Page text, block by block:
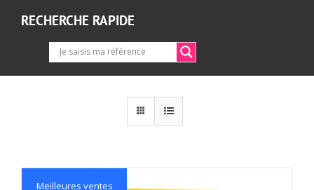
RECHERCHE RAPIDE
Meilleures ventes